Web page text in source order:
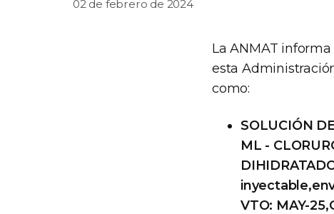
02 de febrero de 2024
La ANMAT
esta
como:
SOLUCIÓN
ML -
VTO: MAY-